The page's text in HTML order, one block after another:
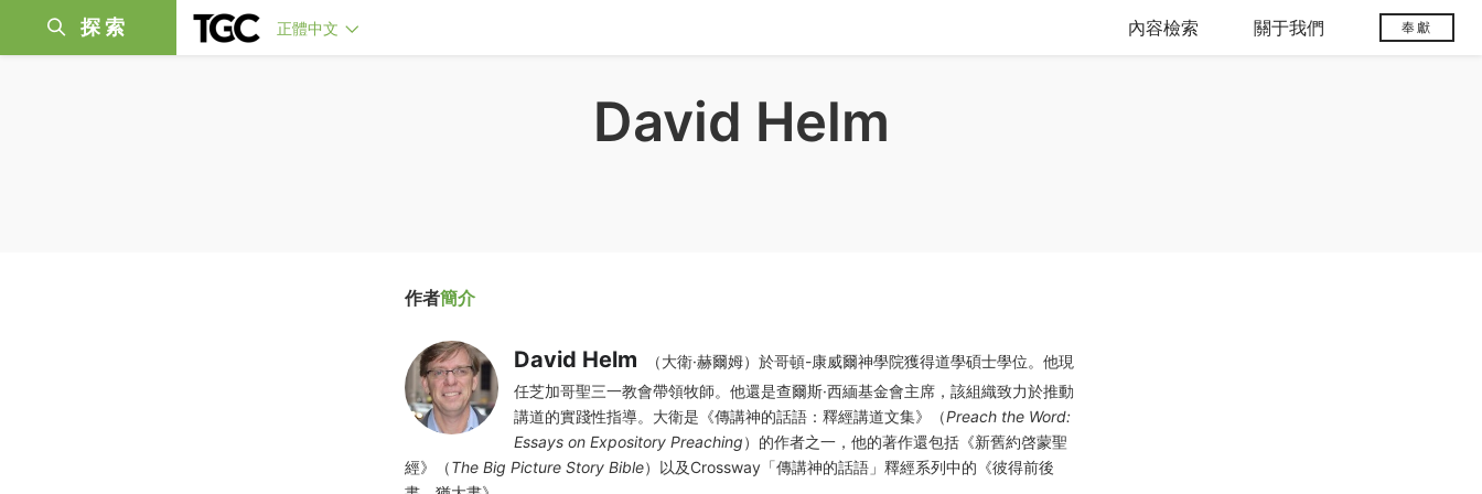
探索 正體中文 內容檢索 關于我們 奉獻
David Helm
作者簡介
David Helm
（大衛·赫爾姆）於哥頓-康威爾神學院獲得道學碩士學位。他現
任芝加哥聖三一教會帶領牧師。他還是查爾斯·西緬基金會主席，該組織致力於推動
講道的實踐性指導。大衛是《傳講神的話語：釋經講道文集》（Preach the Word:
Essays on Expository Preaching）的作者之一，他的著作還包括《新舊約啓蒙聖
經》（The Big Picture Story Bible）以及Crossway「傳講神的話語」釋經系列中的《彼得前後